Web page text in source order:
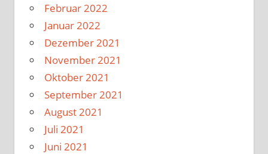
Februar 2022
Januar 2022
Dezember 2021
November 2021
Oktober 2021
September 2021
August 2021
Juli 2021
Juni 2021